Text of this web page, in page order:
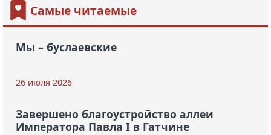
Самые читаемые
Мы – буслаевские
26 июля 2026
Завершено благоустройство аллеи
Императора Павла I в Гатчине